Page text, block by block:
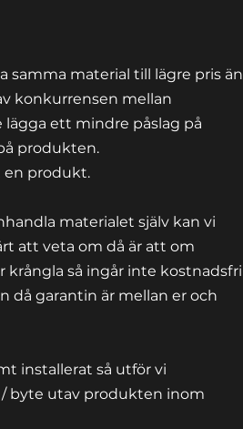
samma material till lägre pris än
konkurrensen mellan
ett mindre påslag på
produkten.
en produkt.
materialet själv kan vi
att veta om då är att om
så ingår inte kostnadsfri
då garantin är mellan er och
installerat så utför vi
byte utav produkten inom